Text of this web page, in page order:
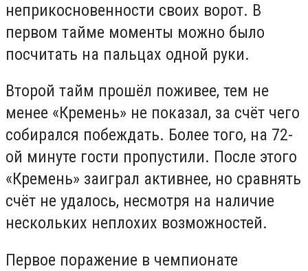
неприкосновенности своих ворот. В
первом тайме моменты можно было
посчитать на пальцах одной руки.
Второй тайм прошёл поживее, тем не
менее «Кремень» не показал, за счёт чего
собирался побеждать. Более того, на 72-
ой минуте гости пропустили. После этого
«Кремень» заиграл активнее, но сравнять
счёт не удалось, несмотря на наличие
нескольких неплохих возможностей.
Первое поражение в чемпионате